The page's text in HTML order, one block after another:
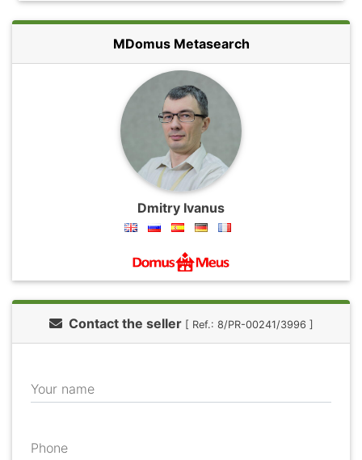
MDomus Metasearch
Dmitry Ivanus
Contact the seller [ Ref.: 8/PR-00241/3996 ]
Your name
Phone